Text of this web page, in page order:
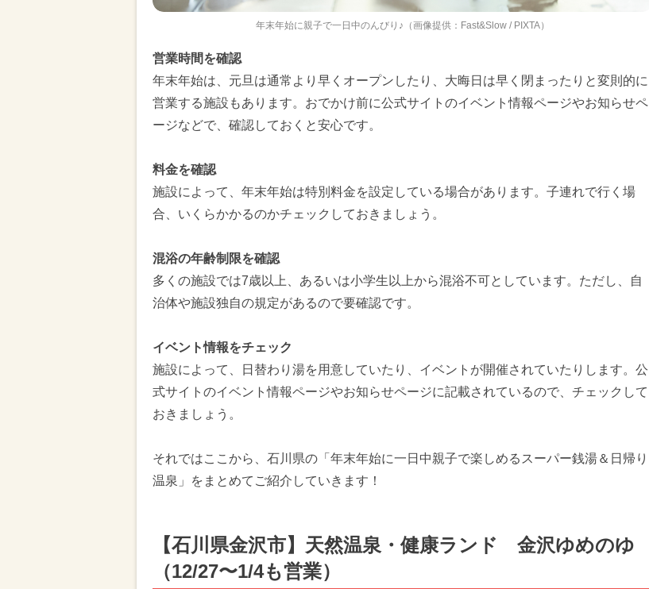
年末年始に親子で一日中のんびり♪（画像提供：Fast&Slow / PIXTA）
営業時間を確認
年末年始は、元旦は通常より早くオープンしたり、大晦日は早く閉まったりと変則的に
営業する施設もあります。おでかけ前に公式サイトのイベント情報ページやお知らせペ
ージなどで、確認しておくと安心です。
料金を確認
施設によって、年末年始は特別料金を設定している場合があります。子連れで行く場
合、いくらかかるのかチェックしておきましょう。
混浴の年齢制限を確認
多くの施設では7歳以上、あるいは小学生以上から混浴不可としています。ただし、自
治体や施設独自の規定があるので要確認です。
イベント情報をチェック
施設によって、日替わり湯を用意していたり、イベントが開催されていたりします。公
式サイトのイベント情報ページやお知らせページに記載されているので、チェックして
おきましょう。
それではここから、石川県の「年末年始に一日中親子で楽しめるスーパー銭湯＆日帰り
温泉」をまとめてご紹介していきます！
【石川県金沢市】天然温泉・健康ランド 金沢ゆめのゆ
（12/27〜1/4も営業）